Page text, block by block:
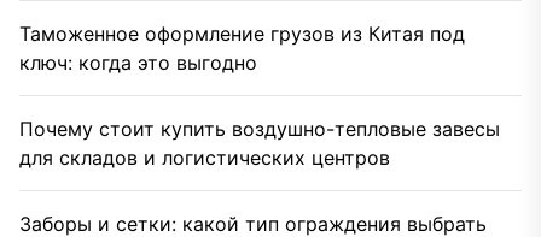
Таможенное оформление грузов из Китая под
ключ: когда это выгодно
Почему стоит купить воздушно-тепловые завесы
для складов и логистических центров
Заборы и сетки: какой тип ограждения выбрать